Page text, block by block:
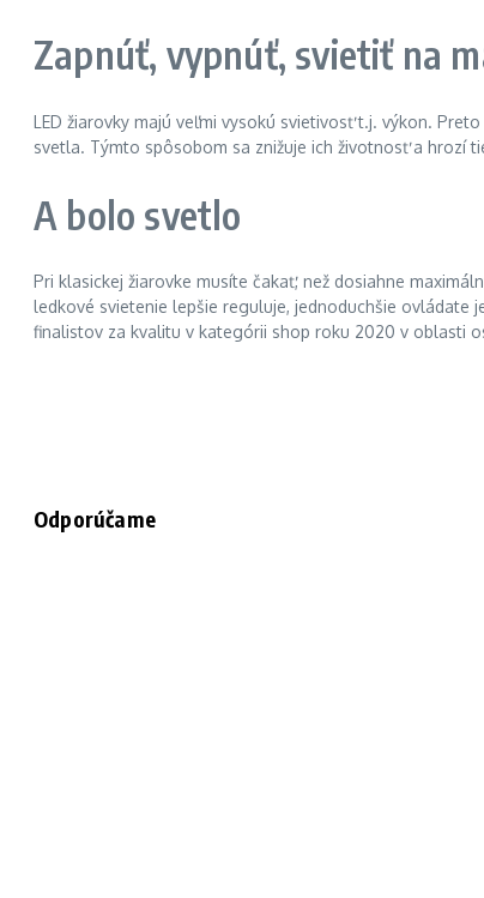
Zapnúť, vypnúť, svietiť na
LED žiarovky majú veľmi vysokú svietivosť t.j. výkon.
svetla. Týmto spôsobom sa znižuje ich životnosť a hrozí
A bolo svetlo
Pri klasickej žiarovke musíte čakať, než dosiahne
ledkové svietenie lepšie reguluje, jednoduchšie ovládate
finalistov za kvalitu v kategórii shop roku 2020 v oblasti
Odporúčame